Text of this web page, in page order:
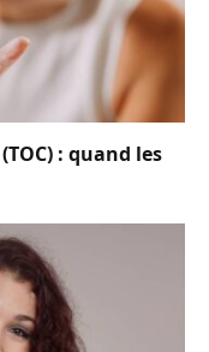
: quand les